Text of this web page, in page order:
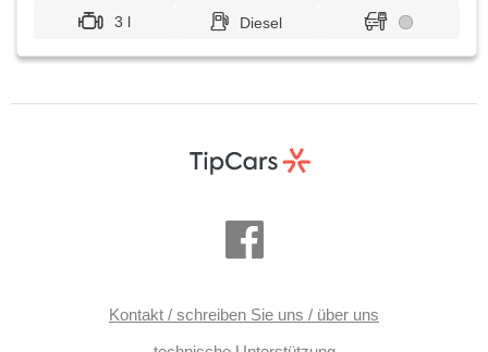
3 l
Diesel
Kontakt / schreiben Sie uns / über uns